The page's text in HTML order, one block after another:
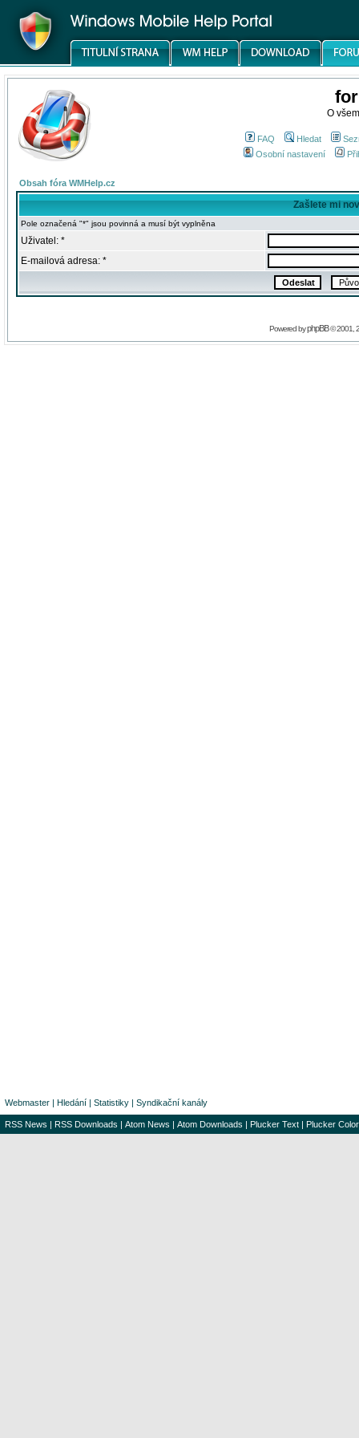
O
FAQ Hledat
Osobní nastavení
Obsah fóra WMHelp.cz
Zašlete mi
Pole označená "*" jsou povinná a musí být vyplněna
Uživatel: *
E-mailová adresa: *
Powered byphpBB© 2001,
Webmaster | Hledání | Statistiky | Syndikační kanály
RSS News | RSS Downloads | Atom News | Atom Downloads | Plucker Text | Plucker Color